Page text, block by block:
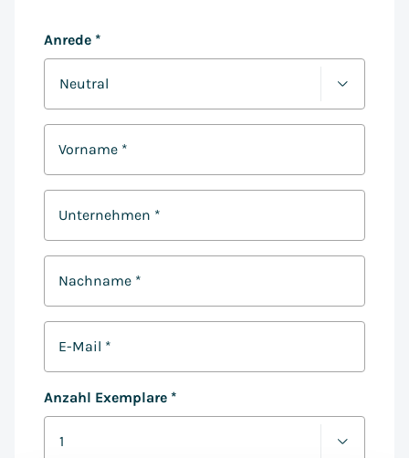
Anrede *
Vorname *
Unternehmen *
Nachname *
E-Mail *
Anzahl Exemplare *